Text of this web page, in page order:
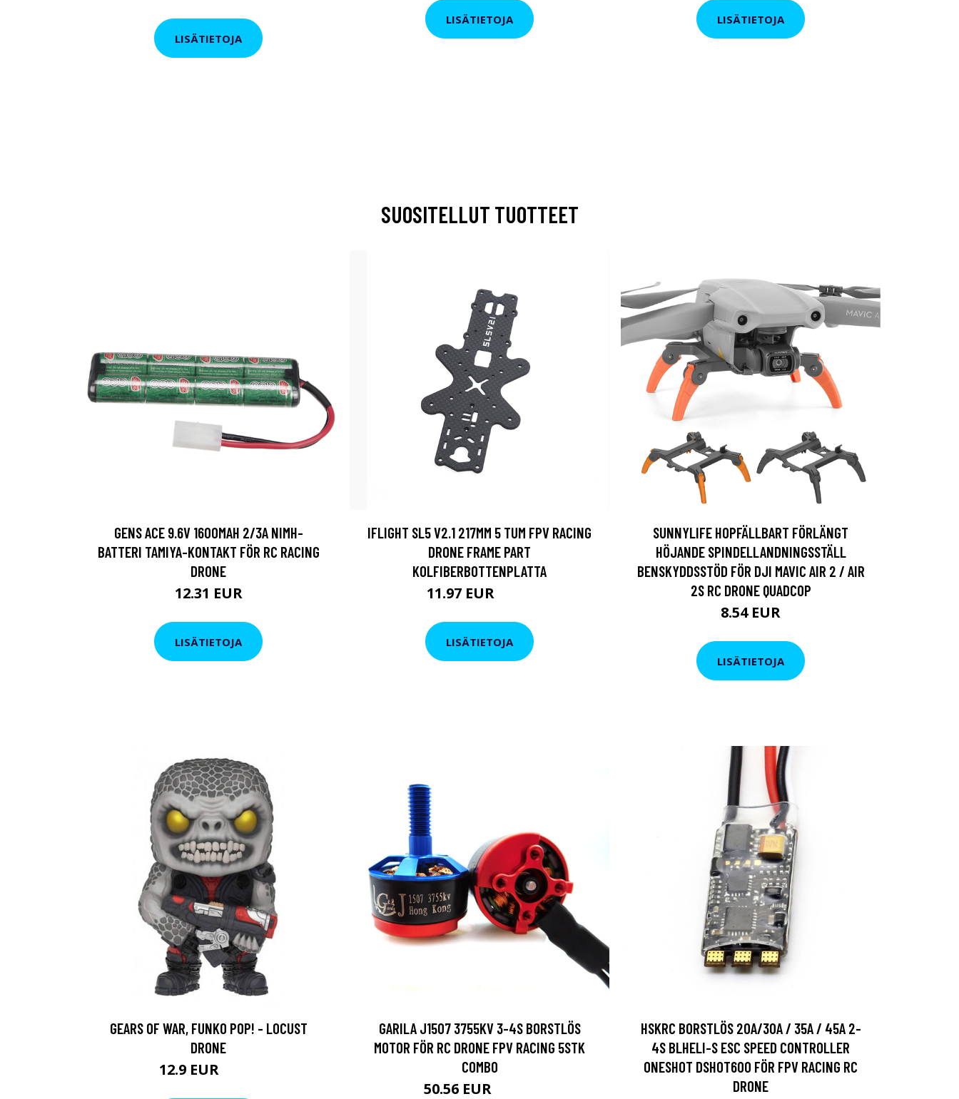
LISÄTIETOJA
LISÄTIETOJA LISÄTIETOJA
SUOSITELLUT TUOTTEET
GENS ACE 9.6V 1600MAH 2/3A NIMH-
BATTERI TAMIYA-KONTAKT FÖR RC RACING
DRONE
12.31 EUR
LISÄTIETOJA
IFLIGHT SL5 V2.1 217MM 5 TUM FPV RACING
DRONE FRAME PART
KOLFIBERBOTTENPLATTA
11.97 EUR
LISÄTIETOJA
SUNNYLIFE HOPFÄLLBART FÖRLÄNGT
HÖJANDE SPINDELLANDNINGSSTÄLL
BENSKYDDSSTÖD FÖR DJI MAVIC AIR 2 / AIR
2S RC DRONE QUADCOP
8.54 EUR
LISÄTIETOJA
GEARS OF WAR, FUNKO POP! - LOCUST
DRONE
12.9 EUR
GARILA J1507 3755KV 3-4S BORSTLÖS
MOTOR FÖR RC DRONE FPV RACING 5STK
COMBO
50.56 EUR
HSKRC BORSTLÖS 20A/30A / 35A / 45A 2-
4S BLHELI-S ESC SPEED CONTROLLER
ONESHOT DSHOT600 FÖR FPV RACING RC
DRONE